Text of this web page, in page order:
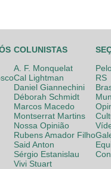
COLUNISTAS
A. F. Monquelat
Cal Lightman
Daniel Giannechini
Déborah Schmidt
Marcos Macedo
Montserrat Martins
Nossa Opinião
Rubens Amador Filho
Said Anton
Sérgio Estanislau
Vivi Stuart
RS